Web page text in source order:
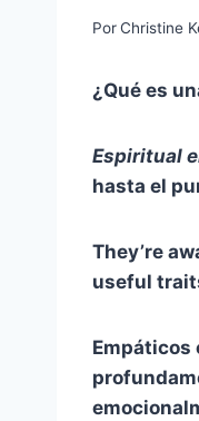
PorChristine
¿Qué es
Espiritual
hasta el
They’re
useful
Empáticos